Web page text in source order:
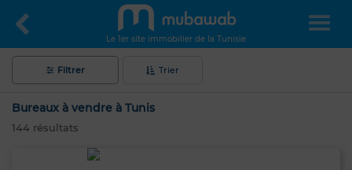
Le 1er site immobilier de la Tunisie
Filtrer Trier
Bureaux à vendre à Tunis
144 résultats